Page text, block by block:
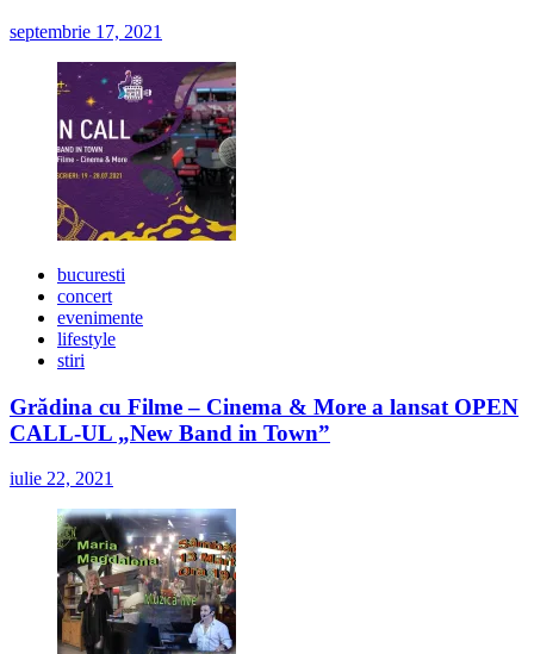
septembrie 17, 2021
bucuresti
concert
evenimente
lifestyle
stiri
Grădina cu Filme – Cinema & More a lansat OPEN
CALL-UL „New Band in Town”
iulie 22, 2021